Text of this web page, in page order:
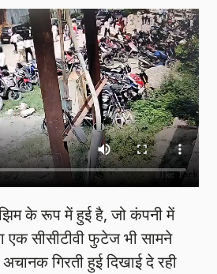
के रूप में हुई है, जो कंपनी में
एक सीसीटीवी फुटेज भी सामने
गिरती हुई दिखाई दे रही